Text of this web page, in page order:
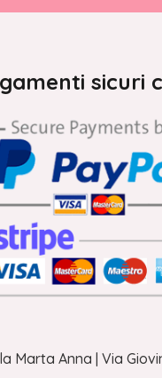
sicuri
Marta Anna | Via